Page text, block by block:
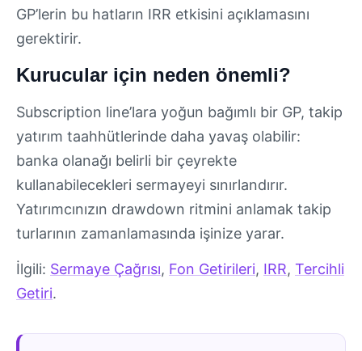
GP’lerin bu hatların IRR etkisini açıklamasını
gerektirir.
Kurucular için neden önemli?
Subscription line’lara yoğun bağımlı bir GP, takip
yatırım taahhütlerinde daha yavaş olabilir:
banka olanağı belirli bir çeyrekte
kullanabilecekleri sermayeyi sınırlandırır.
Yatırımcınızın drawdown ritmini anlamak takip
turlarının zamanlamasında işinize yarar.
İlgili: Sermaye Çağrısı, Fon Getirileri, IRR, Tercihli
Getiri.